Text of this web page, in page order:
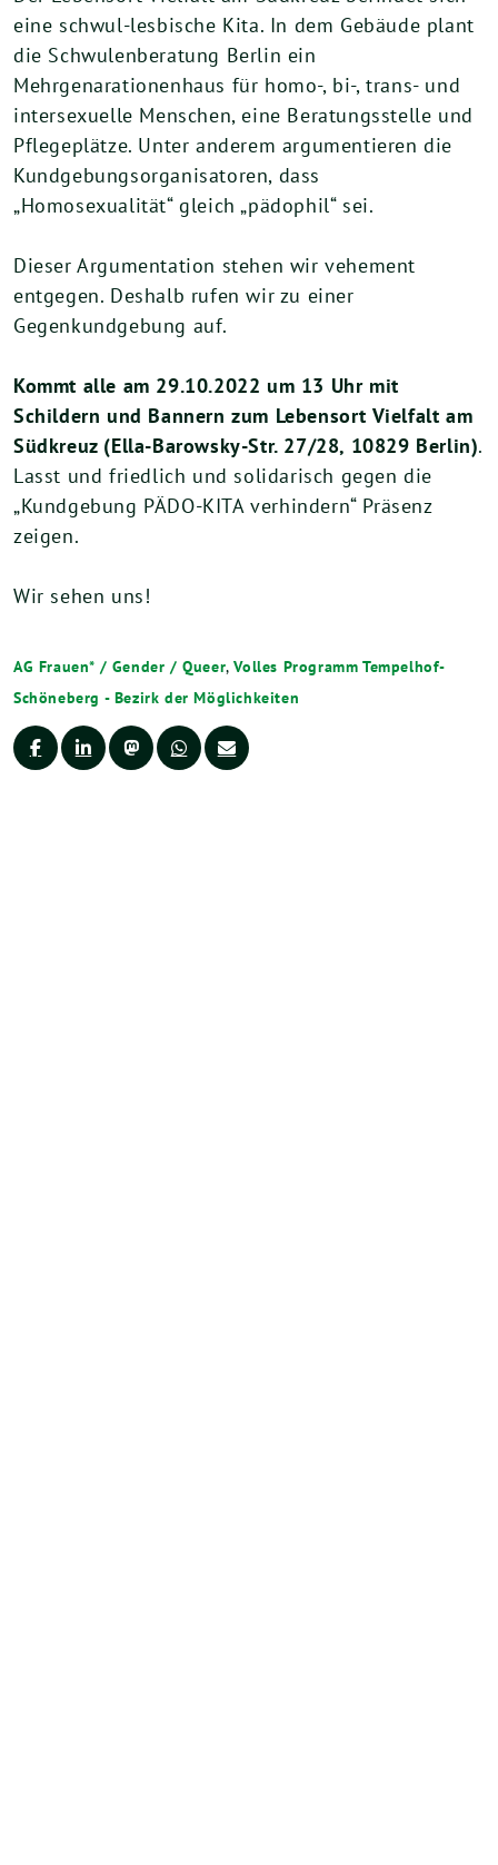
eine schwul-lesbische Kita. In dem Gebäude plant
die Schwulenberatung Berlin ein
Mehrgenarationenhaus für homo-, bi-, trans- und
intersexuelle Menschen, eine Beratungsstelle und
Pflegeplätze. Unter anderem argumentieren die
Kundgebungsorganisatoren, dass
„Homosexualität“ gleich „pädophil“ sei.
Dieser Argumentation stehen wir vehement
entgegen. Deshalb rufen wir zu einer
Gegenkundgebung auf.
Kommt alle am 29.10.2022 um 13 Uhr mit
Schildern und Bannern zum Lebensort Vielfalt am
Südkreuz (Ella-Barowsky-Str. 27/28, 10829 Berlin).
Lasst und friedlich und solidarisch gegen die
„Kundgebung PÄDO-KITA verhindern“ Präsenz
zeigen.
Wir sehen uns!
AG Frauen* / Gender / Queer,Volles Programm Tempelhof-
Schöneberg - Bezirk der Möglichkeiten